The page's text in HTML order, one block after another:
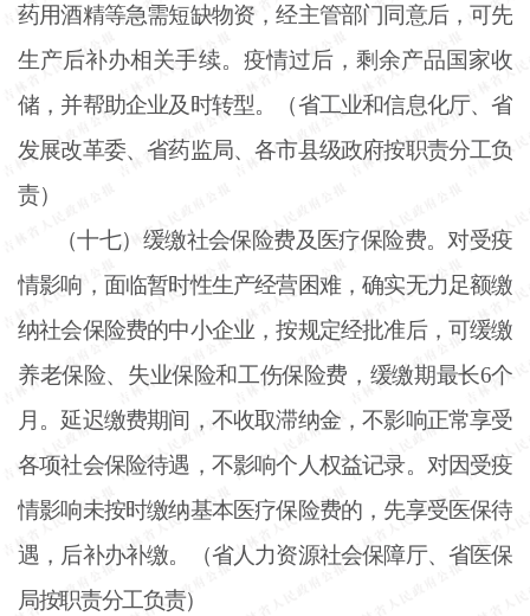
药用酒精等急需短缺物资，经主管部门同意后，可先
生产后补办相关手续。疫情过后，剩余产品国家收
储，并帮助企业及时转型。（省工业和信息化厅、省
发展改革委、省药监局、各市县级政府按职责分工负
责）
（十七）缓缴社会保险费及医疗保险费。对受疫
情影响，面临暂时性生产经营困难，确实无力足额缴
纳社会保险费的中小企业，按规定经批准后，可缓缴
养老保险、失业保险和工伤保险费，缓缴期最长6个
月。延迟缴费期间，不收取滞纳金，不影响正常享受
各项社会保险待遇，不影响个人权益记录。对因受疫
情影响未按时缴纳基本医疗保险费的，先享受医保待
遇，后补办补缴。（省人力资源社会保障厅、省医保
局按职责分工负责）